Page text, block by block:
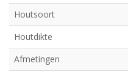
Houtsoort
Houtdikte
Afmetingen